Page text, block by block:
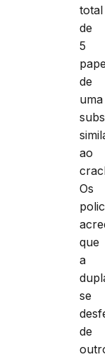
total
de
5
de
uma
ao
Os
que
a
se
de